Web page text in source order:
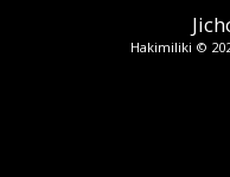
Hakimiliki ©